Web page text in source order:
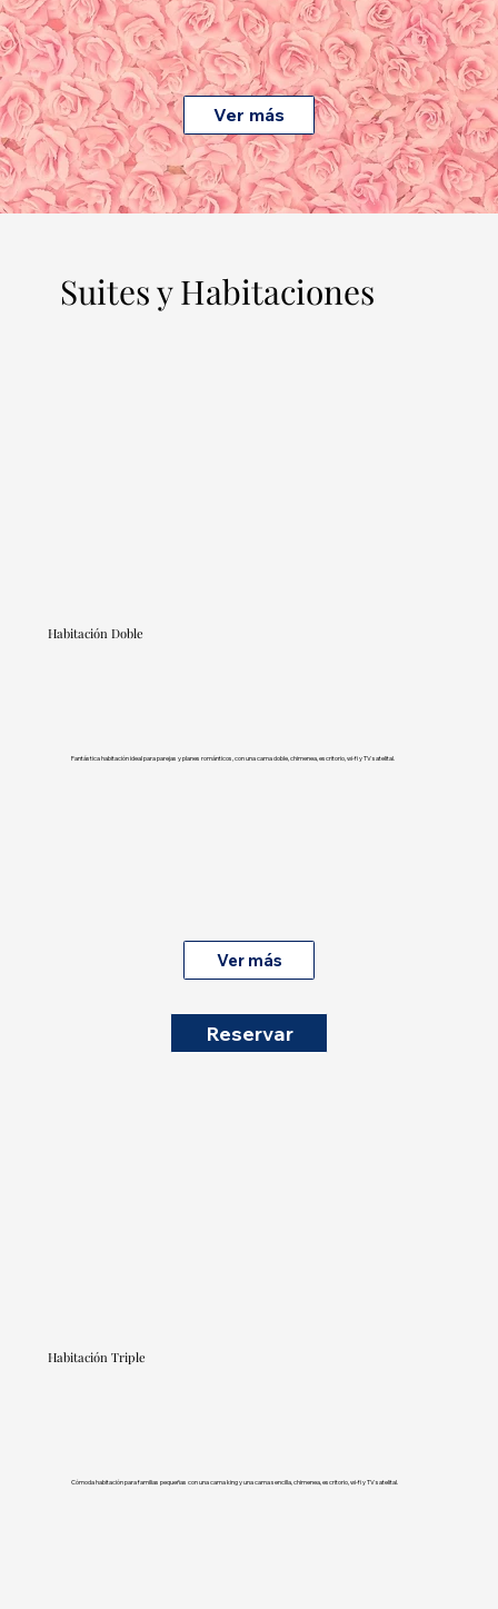
Ver más
Suites y Habitaciones
Habitación Doble
Fantástica habitación ideal para parejas y planes románticos, con una cama doble, chimenea, escritorio, wi-fi y TV satelital.
Ver más
Reservar
Habitación Triple
Cómoda habitación para familias pequeñas con una cama king y una cama sencilla, chimenea, escritorio, wi-fi y TV satelital.